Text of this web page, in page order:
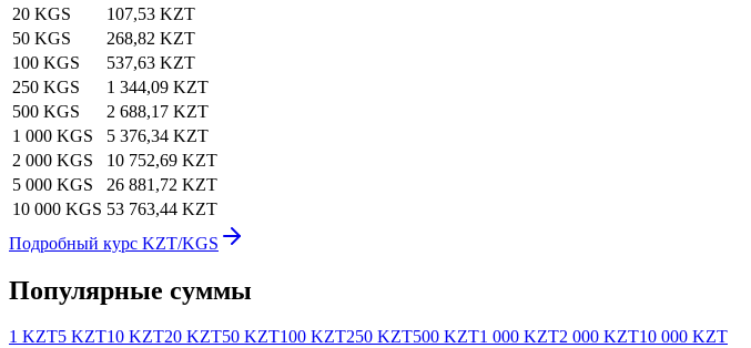
20 KGS
107,53 KZT
50 KGS
268,82 KZT
100 KGS
537,63 KZT
250 KGS
1 344,09 KZT
500 KGS
2 688,17 KZT
1 000 KGS
5 376,34 KZT
2 000 KGS
10 752,69 KZT
5 000 KGS
26 881,72 KZT
10 000 KGS 53 763,44 KZT
Подробный курс KZT/KGS
Популярные суммы
1 KZT5 KZT10 KZT20 KZT50 KZT100 KZT250 KZT500 KZT1 000 KZT2 000 KZT10 000 KZT